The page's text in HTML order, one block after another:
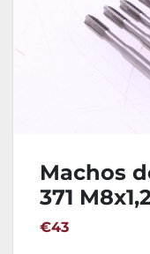
Machos
371
€43